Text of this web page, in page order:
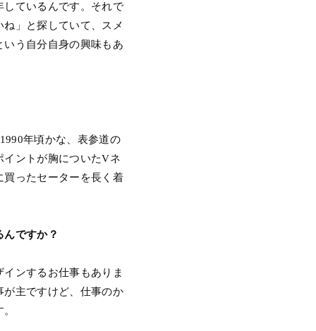
ているんです。それで
」と探していて、スメ
う自分自身の興味もあ
年頃かな、表参道の
ントが胸についたVネ
買ったセーターを長く着
ですか？
ンするお仕事もありま
主ですけど、仕事のか